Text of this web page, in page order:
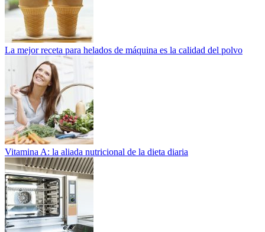
La mejor receta para helados de máquina es la calidad del polvo
Vitamina A: la aliada nutricional de la dieta diaria